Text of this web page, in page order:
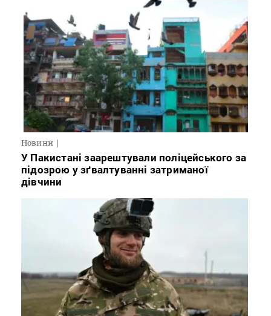
Новини
У Пакистані заарештували поліцейського за
підозрою у зґвалтуванні затриманої
дівчини